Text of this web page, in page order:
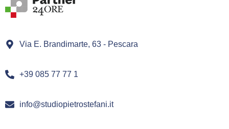
Via E. Brandimarte, 63 - Pescara
+39 085 77 77 1
info@studiopietrostefani.it